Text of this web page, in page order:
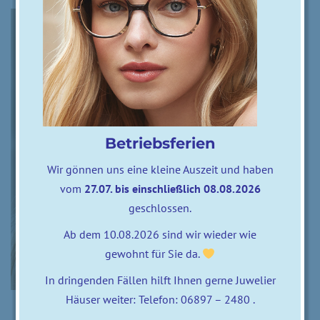
Betriebsferien
Wir gönnen uns eine kleine Auszeit und haben
vom 27.07. bis einschließlich 08.08.2026
geschlossen.
Ab dem 10.08.2026 sind wir wieder wie
gewohnt für Sie da.
In dringenden Fällen hilft Ihnen gerne Juwelier
Häuser weiter: Telefon: 06897 – 2480 .